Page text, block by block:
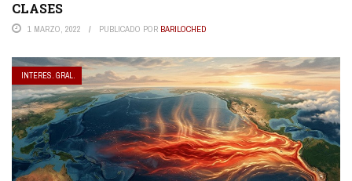
CLASES
1 MARZO, 2022 PUBLICADO POR BARILOCHED
INTERES. GRAL.